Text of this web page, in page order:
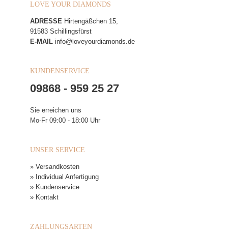
LOVE YOUR DIAMONDS
ADRESSE Hirtengäßchen 15,
91583 Schillingsfürst
E-MAIL info@loveyourdiamonds.de
KUNDENSERVICE
09868 - 959 25 27
Sie erreichen uns
Mo-Fr 09:00 - 18:00 Uhr
UNSER SERVICE
» Versandkosten
» Individual Anfertigung
» Kundenservice
» Kontakt
ZAHLUNGSARTEN